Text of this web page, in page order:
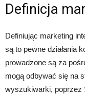
Definicja
Definiując marketing
są to pewne działania
prowadzone są za
mogą odbywać się na
wyszukiwarki, poprzez